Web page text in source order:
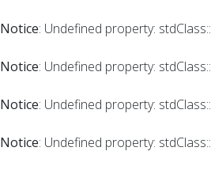
Notice: Undefined property:
Notice: Undefined property:
Notice: Undefined property:
Notice: Undefined property: